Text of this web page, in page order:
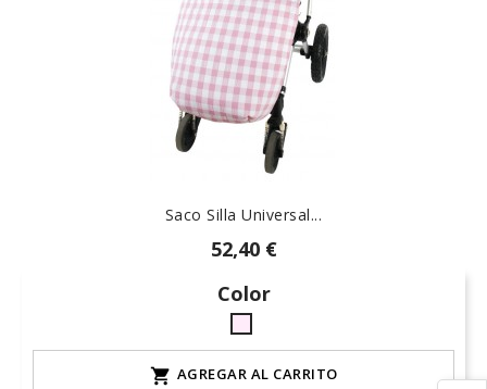
Saco Silla Universal...
52,40 €
Color
rosa-
15
 AGREGAR AL CARRITO